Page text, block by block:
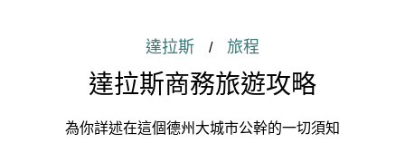
達拉斯 / 旅程
達拉斯商務旅遊攻略
為你詳述在這個德州大城市公幹的一切須知